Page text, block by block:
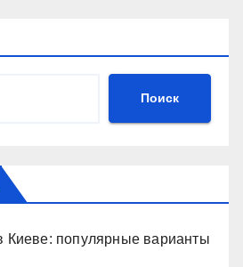
Поиск
Киеве: популярные варианты